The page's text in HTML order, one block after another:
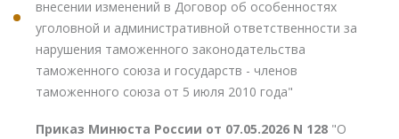
внесении изменений в Договор об особенностях
уголовной и административной ответственности за
нарушения таможенного законодательства
таможенного союза и государств - членов
таможенного союза от 5 июля 2010 года"
Приказ Минюста России от 07.05.2026 N 128 "О